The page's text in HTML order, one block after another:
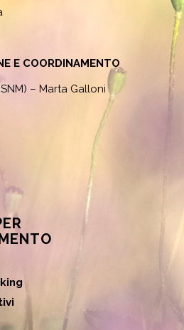
E COORDINAMENTO
– Marta Galloni